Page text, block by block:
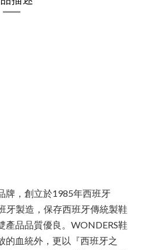
牌，創立於1985年西班牙
牙製造，保存西班牙傳統製鞋
產品品質優良。WONDERS鞋
的血統外，更以『西班牙之